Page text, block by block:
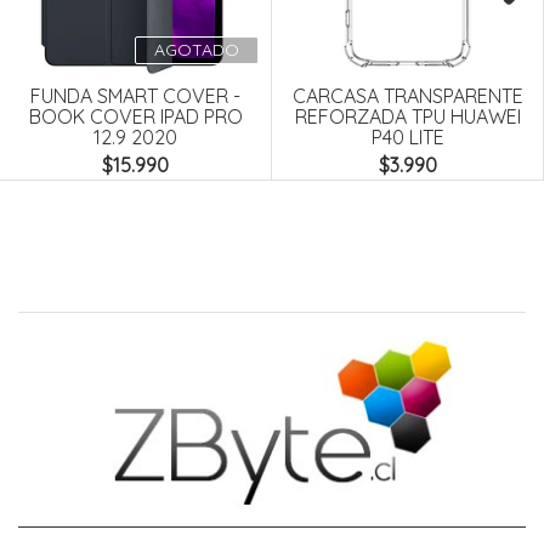
AGOTADO
FUNDA SMART COVER -
BOOK COVER IPAD PRO
12.9 2020
$15.990
CARCASA TRANSPARENTE
REFORZADA TPU HUAWEI
P40 LITE
$3.990